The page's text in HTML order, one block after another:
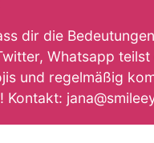
dir die
Whatsapp
und regelmäßig
Kontakt: